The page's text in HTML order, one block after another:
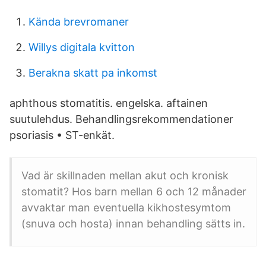
Kända brevromaner
Willys digitala kvitton
Berakna skatt pa inkomst
aphthous stomatitis. engelska. aftainen
suutulehdus. Behandlingsrekommendationer
psoriasis • ST-enkät.
Vad är skillnaden mellan akut och kronisk
stomatit? Hos barn mellan 6 och 12 månader
avvaktar man eventuella kikhostesymtom
(snuva och hosta) innan behandling sätts in.